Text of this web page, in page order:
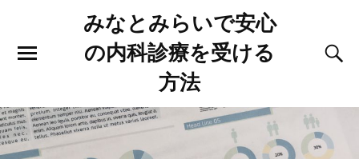
みなとみらいで安心
の内科診療を受ける
方法